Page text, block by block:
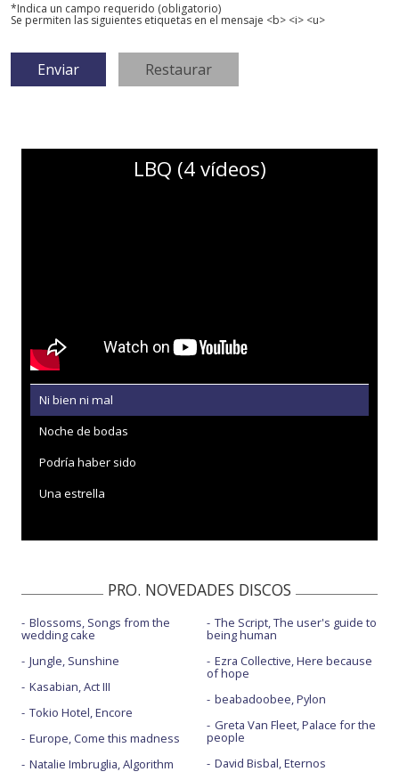
*Indica un campo requerido (obligatorio)
Se permiten las siguientes etiquetas en el mensaje <b> <i> <u>
LBQ (4 vídeos)
Ni bien ni mal
Noche de bodas
Podría haber sido
Una estrella
PRO. NOVEDADES DISCOS
Blossoms, Songs from the
wedding cake
Jungle, Sunshine
Kasabian, Act III
Tokio Hotel, Encore
Europe, Come this madness
Natalie Imbruglia, Algorithm
The Script, The user's guide to
being human
Ezra Collective, Here because
of hope
beabadoobee, Pylon
Greta Van Fleet, Palace for the
people
David Bisbal, Eternos